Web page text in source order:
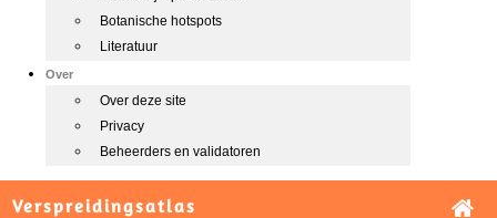
Botanische hotspots
Literatuur
Over
Over deze site
Privacy
Beheerders en validatoren
Verspreidingsatlas